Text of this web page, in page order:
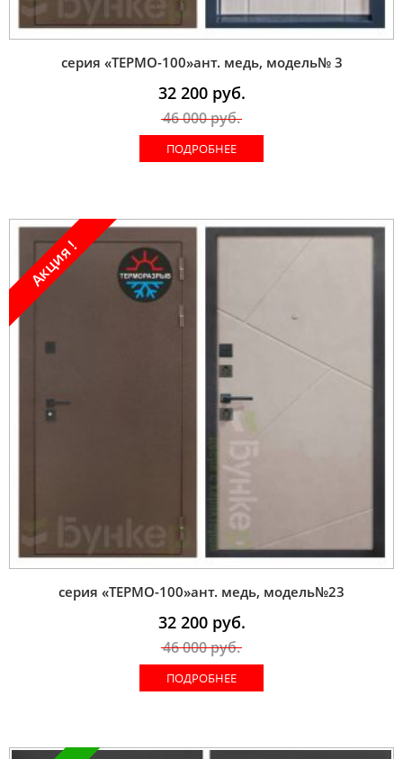
серия «ТЕРМО-100»ант. медь, модель№ 3
32 200руб.
46 000руб.
ПОДРОБНЕЕ
Акция !
серия «ТЕРМО-100»ант. медь, модель№23
32 200руб.
46 000руб.
ПОДРОБНЕЕ